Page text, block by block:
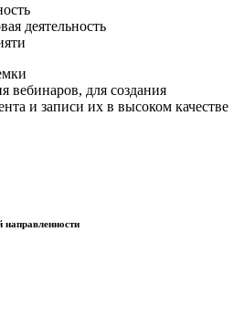
деятельность
вебинаров, для создания
и записи их в высоком качестве
направленности